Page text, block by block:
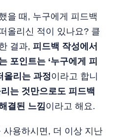
을 때, 누구에게 피드백
올리신 적이 있나요? 클
결과, 피드백 작성에서
포인트는 ‘누구에게 피
올리는 과정이라고 합니
는 것만으로도 피드백
결된 느낌이라고 해요.
용하시면, 더 이상 지난